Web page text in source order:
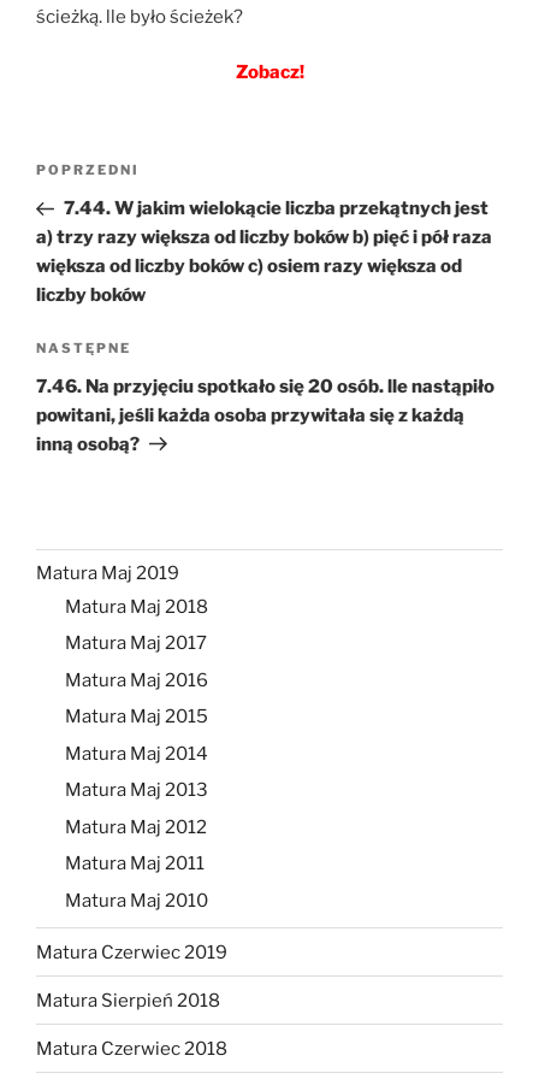
ścieżką. lle było ścieżek?
Zobacz!
Nawigacja
Poprzedni
wpis
POPRZEDNI
7.44. W jakim wielokącie liczba przekątnych jest
a) trzy razy większa od liczby boków b) pięć i pół raza
większa od liczby boków c) osiem razy większa od
liczby boków
Następny
wpis
NASTĘPNE
7.46. Na przyjęciu spotkało się 20 osób. lle nastąpiło
powitani, jeśli każda osoba przywitała się z każdą
inną osobą?
Matura Maj 2019
Matura Maj 2018
Matura Maj 2017
Matura Maj 2016
Matura Maj 2015
Matura Maj 2014
Matura Maj 2013
Matura Maj 2012
Matura Maj 2011
Matura Maj 2010
Matura Czerwiec 2019
Matura Sierpień 2018
Matura Czerwiec 2018